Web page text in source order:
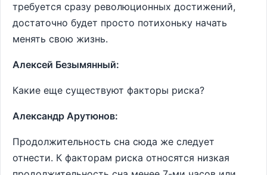
требуется сразу революционных достижений,
достаточно будет просто потихоньку начать
менять свою жизнь.
Алексей Безымянный:
Какие еще существуют факторы риска?
Александр Арутюнов:
Продолжительность сна сюда же следует
отнести. К факторам риска относятся низкая